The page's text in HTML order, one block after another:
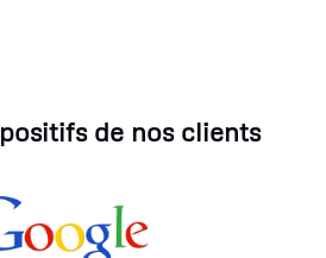
de nos clients